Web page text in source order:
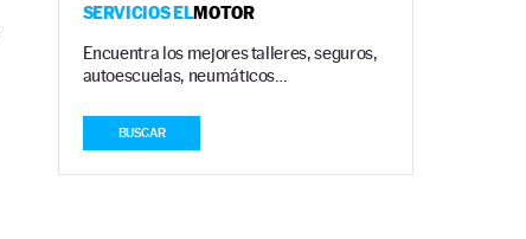
SERVICIOS ELMOTOR
Encuentra los mejores talleres, seguros,
autoescuelas, neumáticos…
BUSCAR